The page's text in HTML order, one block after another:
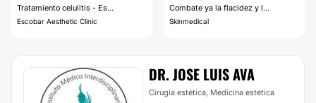
Tratamiento celulitis - Es...
Escobar Aesthetic Clinic
Combate ya la flacidez y l...
Skinmedical
DR. JOSE LUIS AVA
Cirugía estética, Medicina estética